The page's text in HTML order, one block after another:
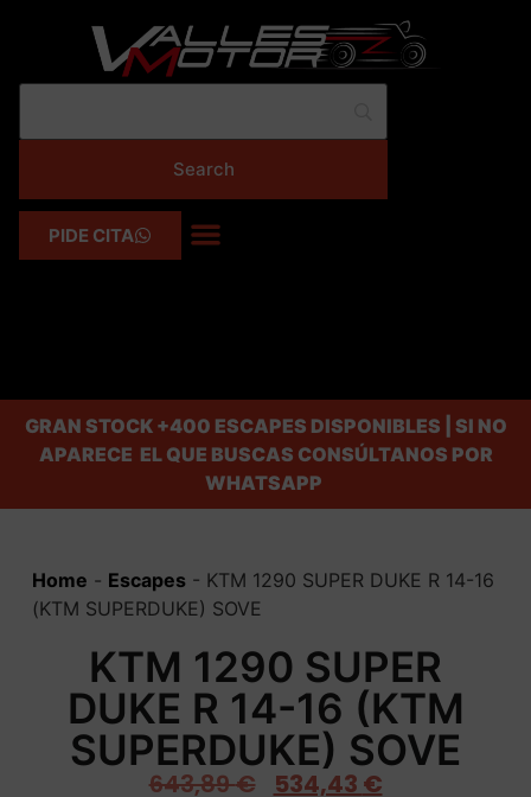
PIDE CITA
GRAN STOCK+400 ESCAPES DISPONIBLES | SI NO
APARECE EL QUE BUSCAS CONSÚLTANOS POR
WHATSAPP
Home - Escapes- KTM 1290 SUPER DUKE R 14-16
(KTM SUPERDUKE) SOVE
KTM 1290 SUPER
DUKE R 14-16 (KTM
SUPERDUKE) SOVE
643,89€ 534,43 €